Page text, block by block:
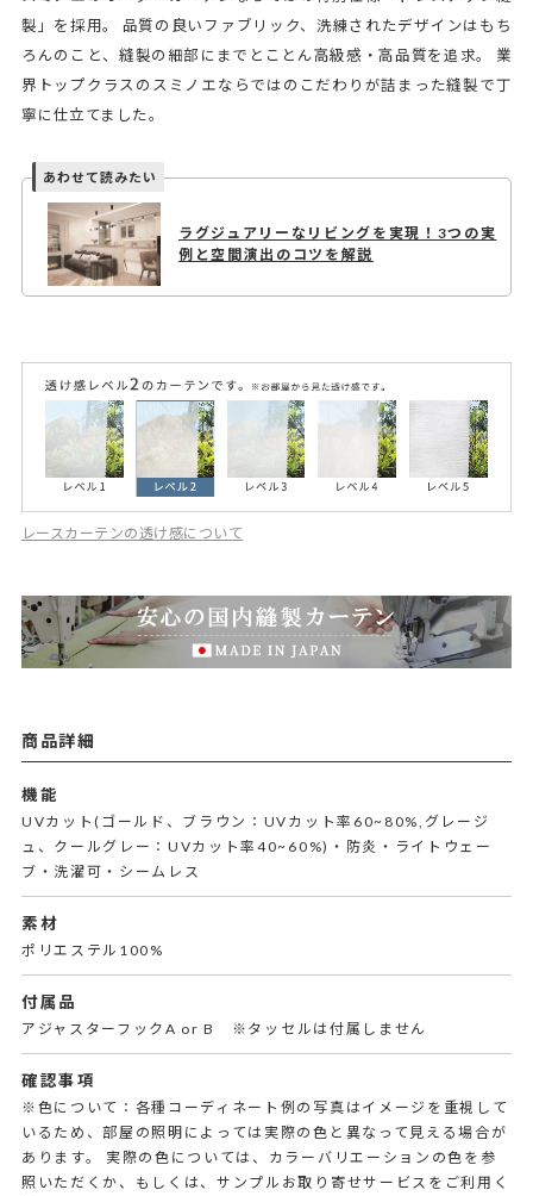
製」を採用。 品質の良いファブリック、洗練されたデザインはもち
ろんのこと、縫製の細部にまでとことん高級感・高品質を追求。 業
界トップクラスのスミノエならではのこだわりが詰まった縫製で丁
寧に仕立てました。
ラグジュアリーなリビングを実現！3つの実
例と空間演出のコツを解説
レースカーテンの透け感について
商品詳細
機能
UVカット(ゴールド、ブラウン：UVカット率60~80%,グレージ
ュ、クールグレー：UVカット率40~60%)・防炎・ライトウェー
ブ・洗濯可・シームレス
素材
ポリエステル100%
付属品
アジャスターフックA or B ※タッセルは付属しません
確認事項
※色について：各種コーディネート例の写真はイメージを重視して
いるため、部屋の照明によっては実際の色と異なって見える場合が
あります。 実際の色については、カラーバリエーションの色を参
照いただくか、もしくは、サンプルお取り寄せサービスをご利用く